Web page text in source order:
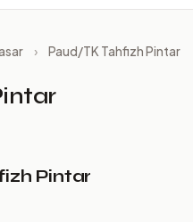
› Paud/TK Tahfizh Pintar
Pintar